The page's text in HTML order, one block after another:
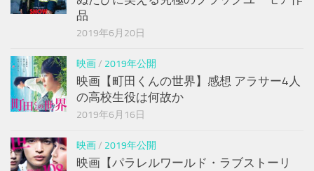
品
2019年6月20日
映画/ 2019年公開
映画【町田くんの世界】感想 アラサー4人
の高校生役は何故か
2019年6月16日
映画/ 2019年公開
映画【パラレルワールド・ラブストーリ